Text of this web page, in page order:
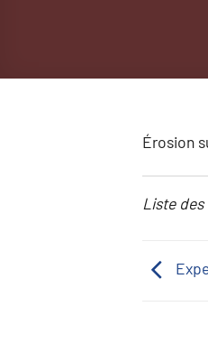
Érosion
Liste